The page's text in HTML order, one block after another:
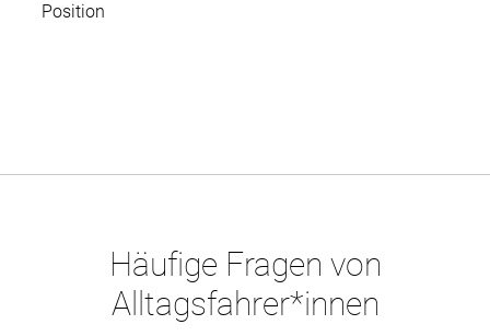
Position
Häufige Fragen von
Alltagsfahrer*innen